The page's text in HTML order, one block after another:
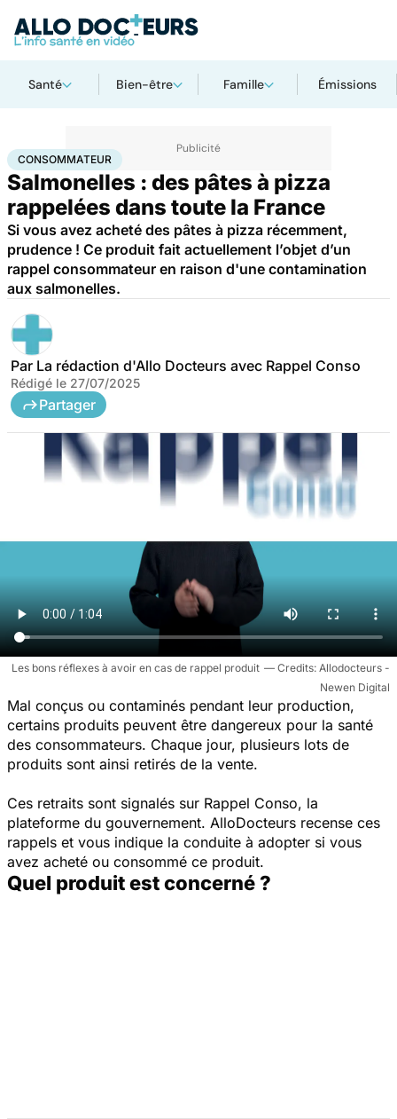
Santé Bien-être Famille Émissions
AccueilSantéConsommateur
CONSOMMATEUR
Salmonelles : des pâtes à pizza
rappelées dans toute la France
Si vous avez acheté des pâtes à pizza récemment,
prudence ! Ce produit fait actuellement l’objet d’un
rappel consommateur en raison d'une contamination
aux salmonelles.
Par La rédaction d'Allo Docteurs avec Rappel Conso
Rédigé le 27/07/2025
Partager
Les bons réflexes à avoir en cas de rappel produit
Allodocteurs -
Newen Digital
Mal conçus ou contaminés pendant leur production,
certains produits peuvent être dangereux pour la santé
des consommateurs. Chaque jour, plusieurs lots de
produits sont ainsi retirés de la vente.
Ces retraits sont signalés sur Rappel Conso, la
plateforme du gouvernement. AlloDocteurs recense ces
rappels et vous indique la conduite à adopter si vous
avez acheté ou consommé ce produit.
Quel produit est concerné ?